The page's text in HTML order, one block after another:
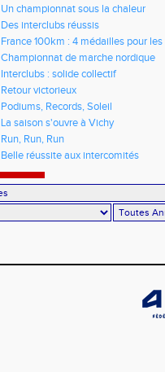
Un championnat sous la chaleur
Des interclubs réussis
France 100km : 4 médailles pour
Championnat de marche nordique
Interclubs : solide collectif
Retour victorieux
Podiums, Records, Soleil
La saison s'ouvre à Vichy
Run, Run, Run
Belle réussite aux intercomités